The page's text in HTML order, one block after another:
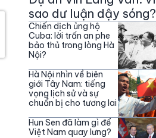
sao dư luận dậy sóng?
Chiến dịch ủng hộ
Cuba: lời trấn an phe
bảo thủ trong lòng Hà
Nội?
Hà Nội nhìn về biên
giới Tây Nam: tiếng
vọng lịch sử và sự
chuẩn bị cho tương lai
Hun Sen đã làm gì để
Việt Nam quay lưng?